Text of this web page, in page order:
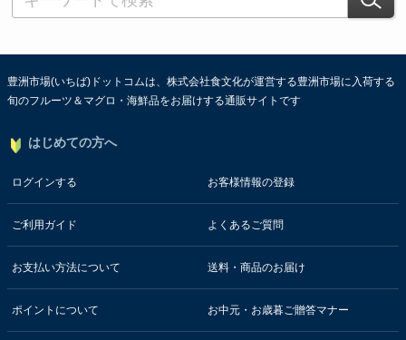
豊洲市場(いちば)ドットコムは、株式会社食文化が運営する豊洲市場に入荷する
旬のフルーツ＆マグロ・海鮮品をお届けする通販サイトです
はじめての方へ
ログインする お客様情報の登録
ご利用ガイド よくあるご質問
お支払い方法について 送料・商品のお届け
ポイントについて お中元・お歳暮ご贈答マナー